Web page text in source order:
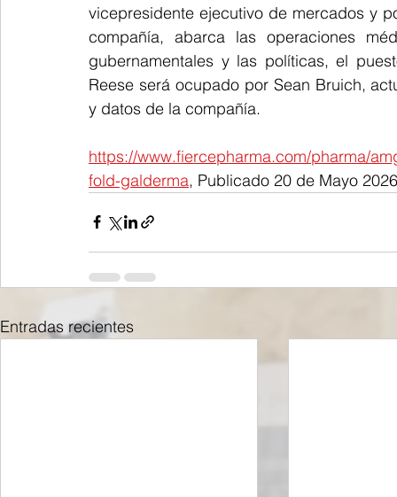
vicepresidente ejecutivo de mercados y
compañía, abarca las operaciones
gubernamentales y las políticas, el
Reese será ocupado por Sean Bruich,
y datos de la compañía.
https://www.fiercepharma.com/pharma/
fold-galderma, Publicado 20 de Mayo 2026
Entradas recientes